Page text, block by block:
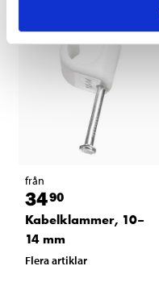
från
3490
Kabelklammer, 10–
14 mm
Flera artiklar